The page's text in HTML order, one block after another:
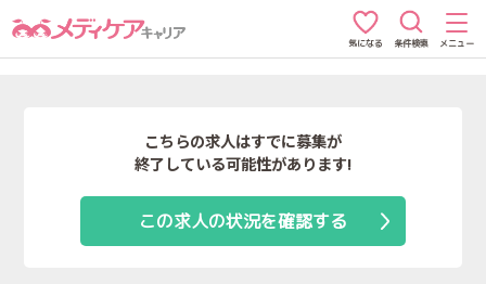
気になる 条件検索 メニュー
こちらの求人はすでに募集が
終了している可能性があります!
この求人の状況を確認する